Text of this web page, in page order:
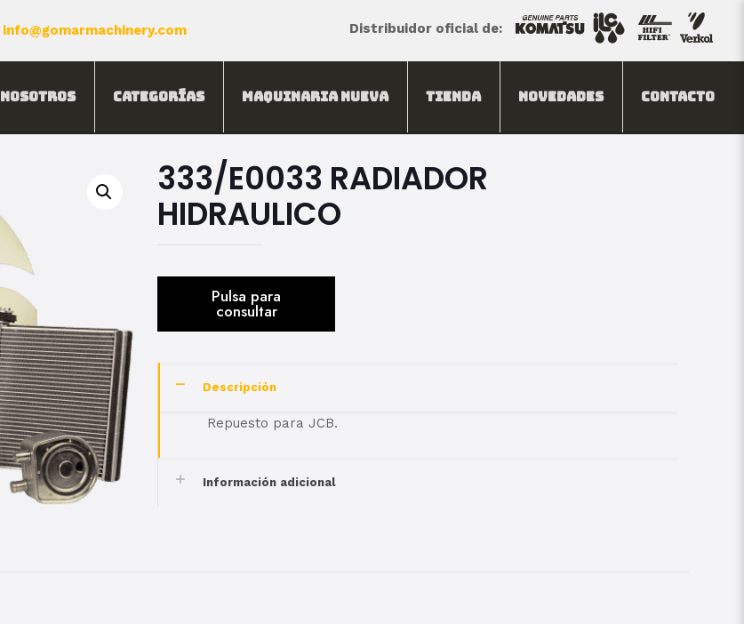
info@gomarmachinery.com Distribuidor oficial de:
Nosotros Categorías Maquinaria Nueva Tienda Novedades Contacto
333/E0033 RADIADOR
HIDRAULICO
Descripción
Repuesto para JCB.
Información adicional